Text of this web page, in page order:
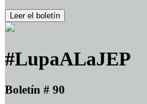
Leer el boletín
#LupaALaJEP
Boletín # 90